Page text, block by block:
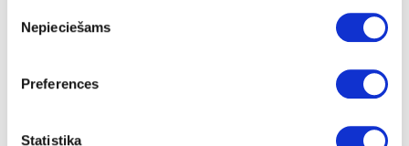
izvēle
Nepieciešams
Preferences
Statistika
Augsta, vidēja un zema blīvuma kokšķiedru plātnes (HDF, MDF, LDF)
Kokskaidu plātnes (KSP)